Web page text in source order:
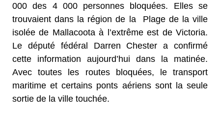
000 des 4 000 personnes bloquées. Elles se
trouvaient dans la région de la Plage de la ville
isolée de Mallacoota à l’extrême est de Victoria.
Le député fédéral Darren Chester a confirmé
cette information aujourd’hui dans la matinée.
Avec toutes les routes bloquées, le transport
maritime et certains ponts aériens sont la seule
sortie de la ville touchée.